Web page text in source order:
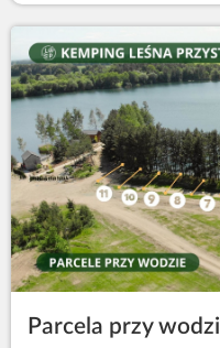
Parcela przy